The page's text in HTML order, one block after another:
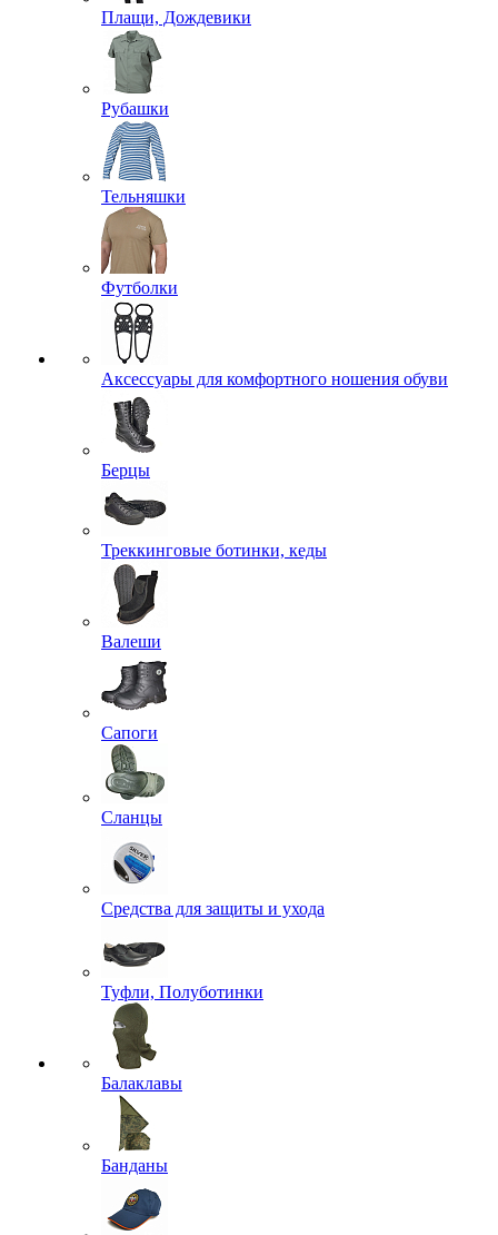
Плащи, Дождевики
Рубашки
Тельняшки
Футболки
Аксессуары для комфортного ношения обуви
Берцы
Треккинговые ботинки, кеды
Валеши
Сапоги
Сланцы
Средства для защиты и ухода
Туфли, Полуботинки
Балаклавы
Банданы